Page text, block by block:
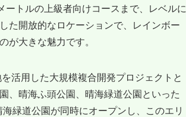
トルの上級者向けコースまで、レベルに
た開放的なロケーションで、レインボー
が大きな魅力です。
活用した大規模複合開発プロジェクトと
、晴海ふ頭公園、晴海緑道公園といった
緑道公園が同時にオープンし、このエリ